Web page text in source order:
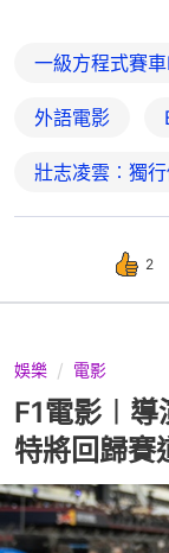
一級方程式賽車
外語電影
壯志凌雲︰獨
2
娛樂 電影
F1電影︱
特將回歸賽